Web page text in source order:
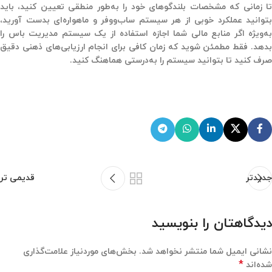
تا زمانی که مشخصات بلندگوهای خود را به‌طور منطقی تعیین کنید، باید
بتوانید عملکرد خوبی از هر سیستم ساب‌ووفر و ماهواره‌ای بدست آورید،
به‌ویژه اگر منابع مالی شما اجازه استفاده از یک سیستم مدیریت باس را
بدهد. فقط مطمئن شوید که زمان کافی برای انجام ارزیابی‌های ذهنی دقیق
صرف کنید تا بتوانید سیستم را به‌درستی هماهنگ کنید.
جدیدتر قدیمی تر
دیدگاهتان را بنویسید
نشانی ایمیل شما منتشر نخواهد شد. بخش‌های موردنیاز علامت‌گذاری
شده‌اند *